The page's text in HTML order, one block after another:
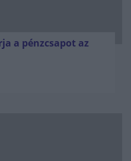
a pénzcsapot az